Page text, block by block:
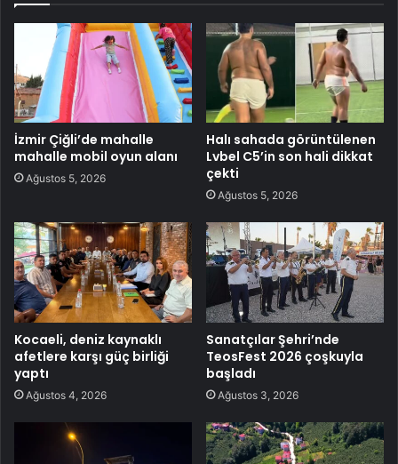
İzmir Çiğli’de mahalle
mahalle mobil oyun alanı
Ağustos 5, 2026
Halı sahada görüntülenen
Lvbel C5’in son hali dikkat
çekti
Ağustos 5, 2026
Kocaeli, deniz kaynaklı
afetlere karşı güç birliği
yaptı
Ağustos 4, 2026
Sanatçılar Şehri’nde
TeosFest 2026 çoşkuyla
başladı
Ağustos 3, 2026